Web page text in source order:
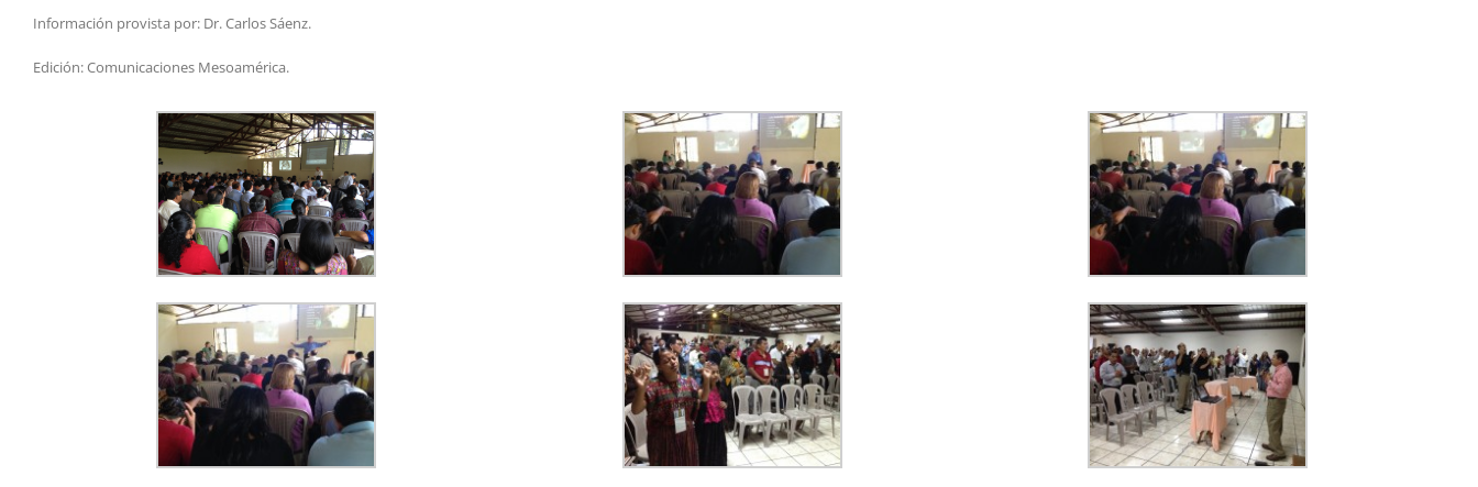
Información provista por: Dr. Carlos Sáenz.
Edición: Comunicaciones Mesoamérica.